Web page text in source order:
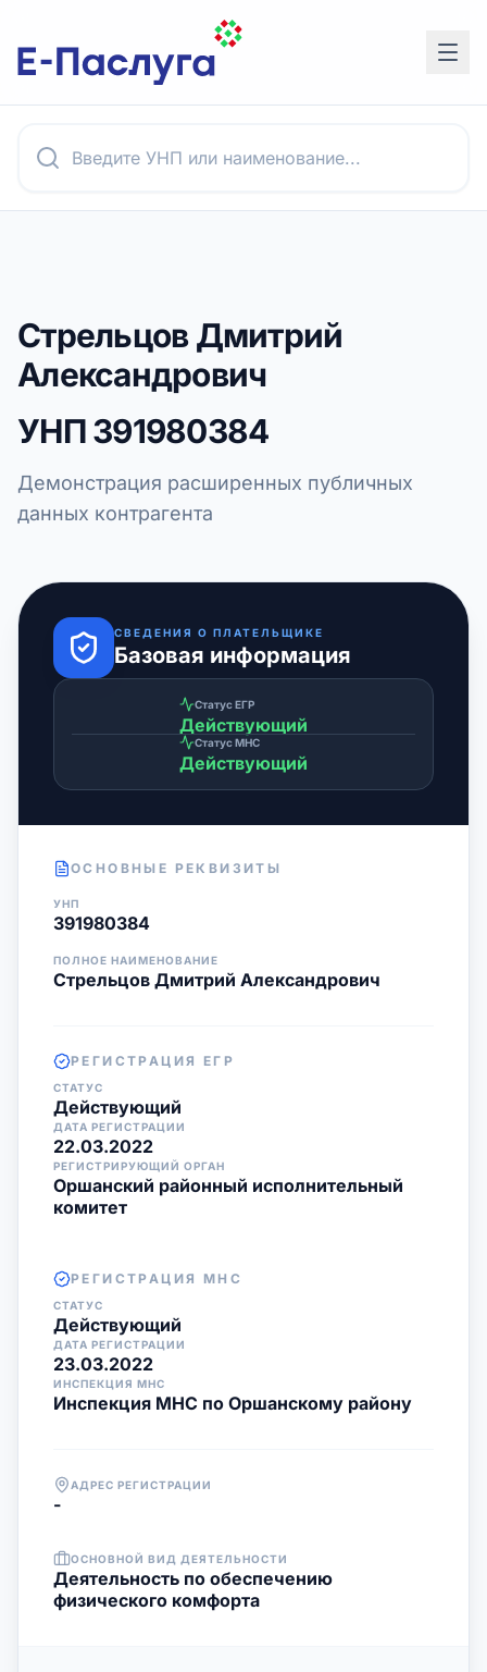
Стрельцов Дмитрий
Александрович
УНП391980384
Демонстрация расширенных публичных
данных контрагента
СВЕДЕНИЯ О ПЛАТЕЛЬЩИКЕ
Базовая информация
Статус ЕГР
Действующий
Статус МНС
Действующий
ОСНОВНЫЕ РЕКВИЗИТЫ
УНП
391980384
ПОЛНОЕ НАИМЕНОВАНИЕ
Стрельцов Дмитрий Александрович
РЕГИСТРАЦИЯ ЕГР
СТАТУС
Действующий
ДАТА РЕГИСТРАЦИИ
22.03.2022
РЕГИСТРИРУЮЩИЙ ОРГАН
Оршанский районный исполнительный
комитет
РЕГИСТРАЦИЯ МНС
СТАТУС
Действующий
ДАТА РЕГИСТРАЦИИ
23.03.2022
ИНСПЕКЦИЯ МНС
Инспекция МНС по Оршанскому району
АДРЕС РЕГИСТРАЦИИ
-
ОСНОВНОЙ ВИД ДЕЯТЕЛЬНОСТИ
Деятельность по обеспечению
физического комфорта